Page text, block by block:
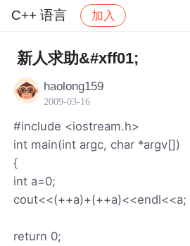
C++ 语言 加入
社区 C++ 语言
新人求助&#xff01;
haolong159
2009-03-16
#include <iostream.h>
int main(int argc, char *argv[])
{
int a=0;
cout<<(++a)+(++a)<<endl<<a;
return 0;